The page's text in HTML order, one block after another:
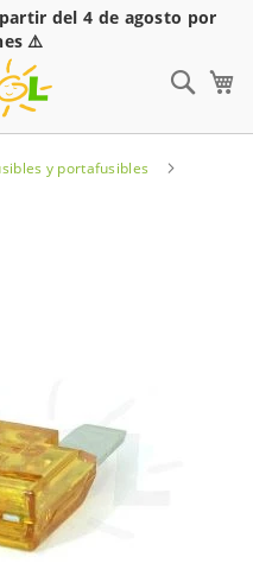
del 4 de agosto por
⚠️
y portafusibles